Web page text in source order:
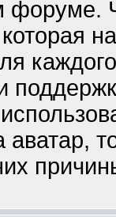
форуме.